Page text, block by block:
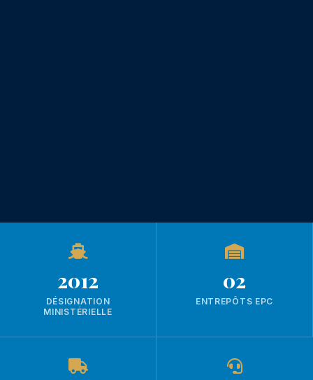
2012
DÉSIGNATION
MINISTÉRIELLE
02
ENTREPÔTS EPC